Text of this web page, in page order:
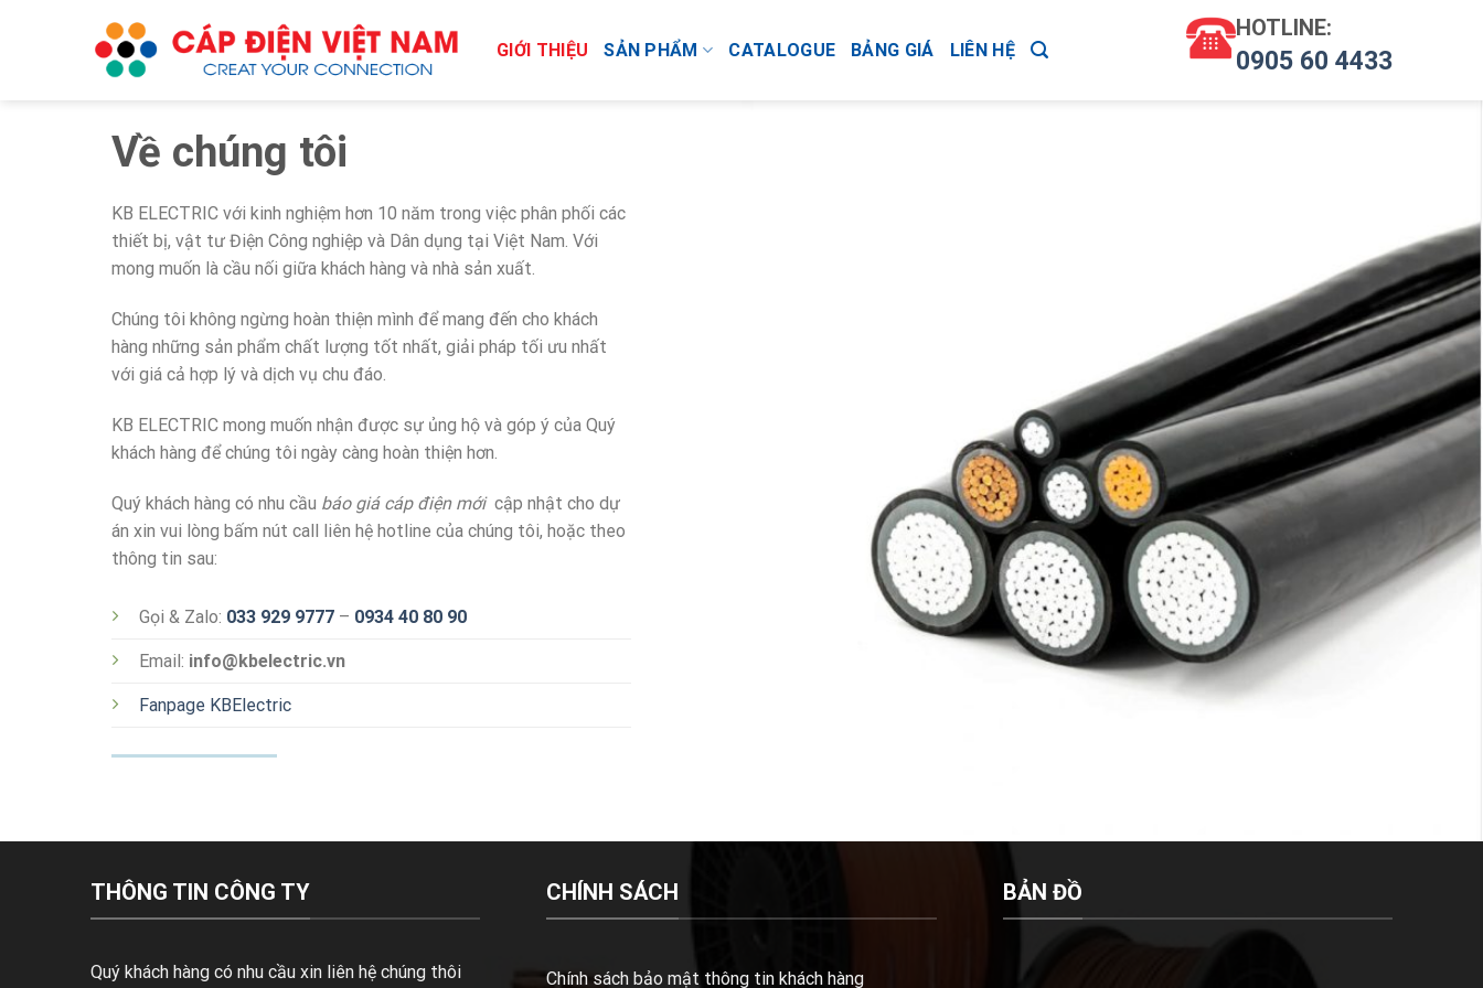
GIỚI THIỆU SẢN PHẨM CATALOGUE BẢNG GIÁ LIÊN HỆ
HOTLINE:
0905 60 4433
Về chúng tôi
KB ELECTRIC với kinh nghiệm hơn 10 năm trong việc phân phối các
thiết bị, vật tư Điện Công nghiệp và Dân dụng tại Việt Nam. Với
mong muốn là cầu nối giữa khách hàng và nhà sản xuất.
Chúng tôi không ngừng hoàn thiện mình để mang đến cho khách
hàng những sản phẩm chất lượng tốt nhất, giải pháp tối ưu nhất
với giá cả hợp lý và dịch vụ chu đáo.
KB ELECTRIC mong muốn nhận được sự ủng hộ và góp ý của Quý
khách hàng để chúng tôi ngày càng hoàn thiện hơn.
Quý khách hàng có nhu cầu báo giá cáp điện mớicập nhật cho dự
án xin vui lòng bấm nút call liên hệ hotline của chúng tôi, hoặc theo
thông tin sau:
Gọi & Zalo: 033 929 9777 – 0934 40 80 90
Email: info@kbelectric.vn
Fanpage KBElectric
THÔNG TIN CÔNG TY
Quý khách hàng có nhu cầu xin liên hệ chúng thôi
CHÍNH SÁCH
Chính sách bảo mật thông tin khách hàng
BẢN ĐỒ